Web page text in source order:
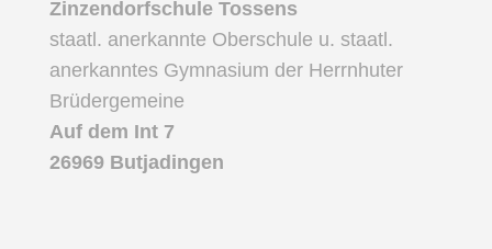
Zinzendorfschule Tossens
staatl. anerkannte Oberschule u. staatl.
anerkanntes Gymnasium der Herrnhuter
Brüdergemeine
Auf dem Int 7
26969 Butjadingen